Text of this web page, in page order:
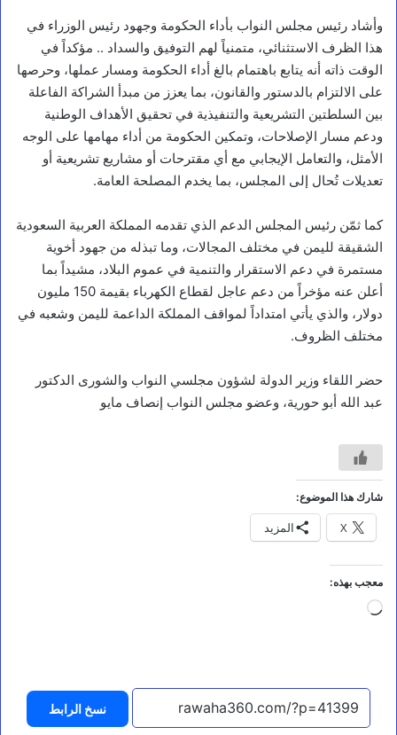
وأشاد رئيس مجلس النواب بأداء الحكومة وجهود رئيس الوزراء في
هذا الظرف الاستثنائي، متمنياً لهم التوفيق والسداد .. مؤكداً في
الوقت ذاته أنه يتابع باهتمام بالغ أداء الحكومة ومسار عملها، وحرصها
على الالتزام بالدستور والقانون، بما يعزز من مبدأ الشراكة الفاعلة
بين السلطتين التشريعية والتنفيذية في تحقيق الأهداف الوطنية
ودعم مسار الإصلاحات، وتمكين الحكومة من أداء مهامها على الوجه
الأمثل، والتعامل الإيجابي مع أي مقترحات أو مشاريع تشريعية أو
تعديلات تُحال إلى المجلس، بما يخدم المصلحة العامة.
كما ثمّن رئيس المجلس الدعم الذي تقدمه المملكة العربية السعودية
الشقيقة لليمن في مختلف المجالات، وما تبذله من جهود أخوية
مستمرة في دعم الاستقرار والتنمية في عموم البلاد، مشيداً بما
أعلن عنه مؤخراً من دعم عاجل لقطاع الكهرباء بقيمة 150 مليون
دولار، والذي يأتي امتداداً لمواقف المملكة الداعمة لليمن وشعبه في
مختلف الظروف.
حضر اللقاء وزير الدولة لشؤون مجلسي النواب والشورى الدكتور
عبد الله أبو حورية، وعضو مجلس النواب إنصاف مايو
شارك هذا الموضوع:
X المزيد
معجب بهذه:
جاري
نسخ الرابط
ا
ل
ن
ص
ا
ل
ك
ي
ا